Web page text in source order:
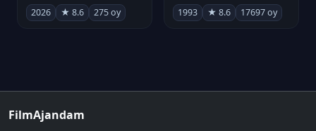
2026 ★ 8.6 275 oy 1993 ★ 8.6 17697 oy
FilmAjandam